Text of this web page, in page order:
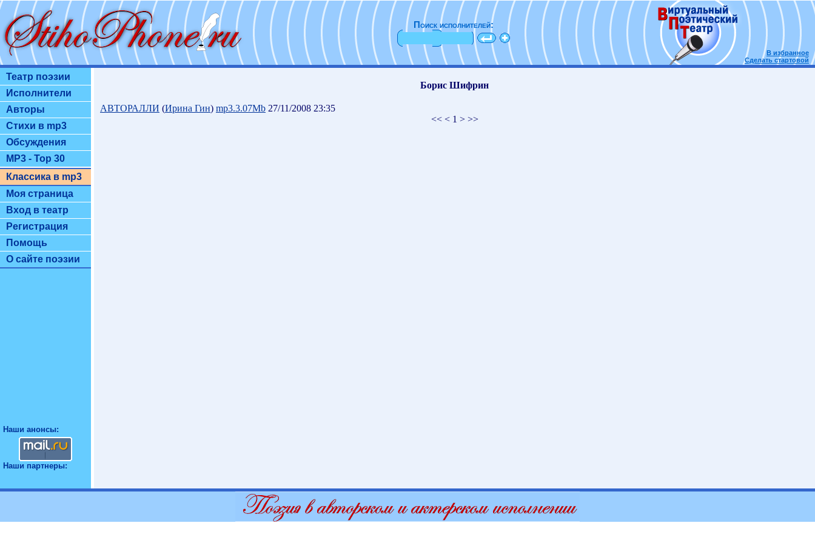
Поиск исполнителей:
В избранное
Сделать стартовой
Театр поэзии
Исполнители
Авторы
Стихи в mp3
Обсуждения
MP3 - Top 30
Классика в mp3
Моя страница
Вход в театр
Регистрация
Помощь
О сайте поэзии
Наши анонсы:
Наши партнеры:
Борис Шифрин
АВТОРАЛЛИ (Ирина Гин) mp3.3.07Mb 27/11/2008 23:35
<< < 1 > >>